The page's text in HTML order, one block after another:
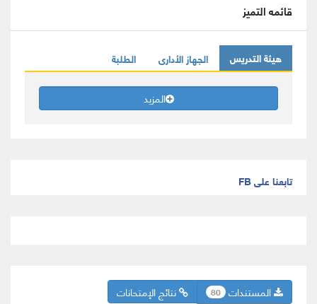
قائمه التميز
هيئة التدريس الجهاز الأدارى الطلبة
المزيد
تابعنا على FB
نتائج الإمتحانات المستندات 80